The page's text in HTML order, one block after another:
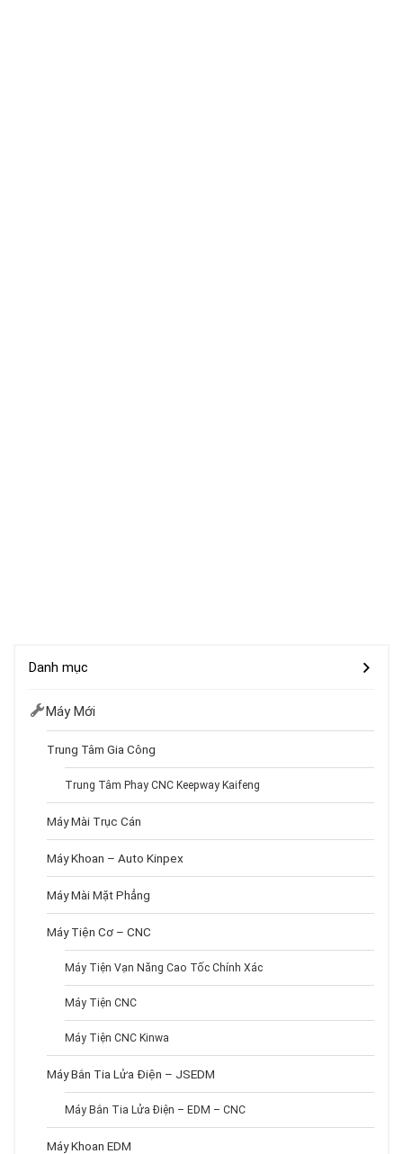
Danh mục
Máy Mới
Trung Tâm Gia Công
Trung Tâm Phay CNC Keepway Kaifeng
Máy Mài Trục Cán
Máy Khoan – Auto Kinpex
Máy Mài Mặt Phẳng
Máy Tiện Cơ – CNC
Máy Tiện Vạn Năng Cao Tốc Chính Xác
Máy Tiện CNC
Máy Tiện CNC Kinwa
Máy Bắn Tia Lửa Điện – JSEDM
Máy Bắn Tia Lửa Điện – EDM – CNC
Máy Khoan EDM